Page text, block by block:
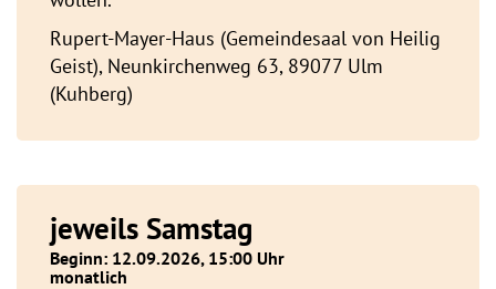
Rupert-Mayer-Haus (Gemeindesaal von Heilig
Geist), Neunkirchenweg 63, 89077 Ulm
(Kuhberg)
jeweils Samstag
Beginn: 12.09.2026, 15:00 Uhr
monatlich